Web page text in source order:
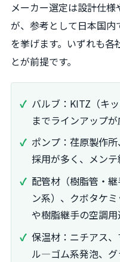
メーカー選定は設計仕
が、参考として日本国
を挙げます。いずれも各
とが前提です。
バルブ：KITZ（キ
までラインアップ
ポンプ：荏原製作
採用が多く、メンテ
配管材（樹脂管・
ン系）、クボタケ
や樹脂継手の空調用
保温材：ニチアス
ル—ゴム系発泡、グ